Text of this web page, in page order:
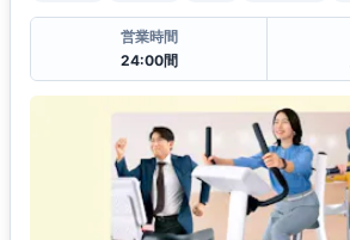
営業時間
24:00間